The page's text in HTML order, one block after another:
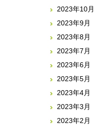
2023年10月
2023年9月
2023年8月
2023年7月
2023年6月
2023年5月
2023年4月
2023年3月
2023年2月